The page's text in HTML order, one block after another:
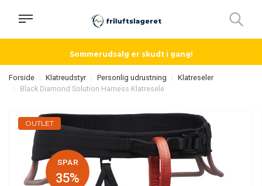
Sommerudsalg er skudt i gang!
Forside Klatreudstyr Personlig udrustning
Klatreseler
Black Diamond Solution Harness Klatresele
OUTLET
SPAR
35%